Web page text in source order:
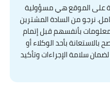
على الموقع هي مسؤولية
نرجو من السادة المشترين
بأنفسهم قبل إتمام
بالاستعانة بأحد الوكلاء أو
سلامة الإجراءات وتأكيد